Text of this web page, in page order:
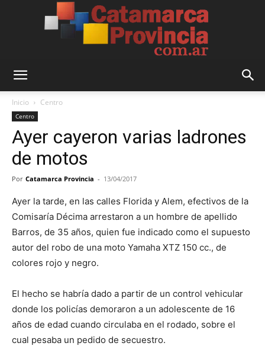
Provincia
Inicio Centro
Centro
Ayer cayeron varias ladrones
de motos
Por Catamarca Provincia - 13/04/2017
Ayer la tarde, en las calles Florida y Alem, efectivos de la
Comisaría Décima arrestaron a un hombre de apellido
Barros, de 35 años, quien fue indicado como el supuesto
autor del robo de una moto Yamaha XTZ 150 cc., de
colores rojo y negro.
El hecho se habría dado a partir de un control vehicular
donde los policías demoraron a un adolescente de 16
años de edad cuando circulaba en el rodado, sobre el
cual pesaba un pedido de secuestro.